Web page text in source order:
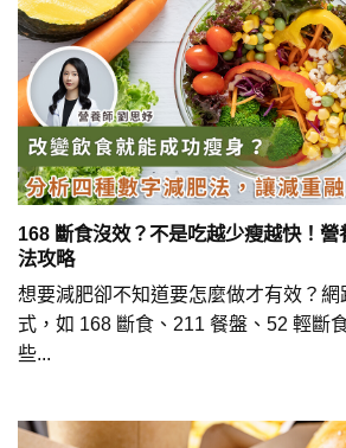
168 斷食沒效？不是吃越少瘦越快！
法攻略
想要減肥卻不知道要怎麼做才有效？網
式，如 168 斷食、211 餐盤、52 輕斷
些...